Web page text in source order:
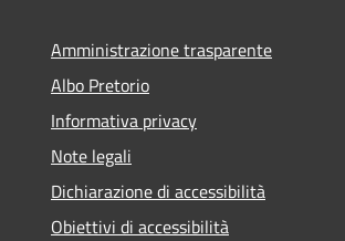
Amministrazione trasparente
Albo Pretorio
Informativa privacy
Note legali
Dichiarazione di accessibilità
Obiettivi di accessibilità